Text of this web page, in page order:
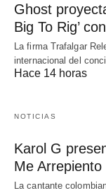
Ghost
Big To Rig’
La firma Trafalgar
internacional del
Hace 14 horas
NOTICIAS
Karol G
Me Arrepiento
La cantante